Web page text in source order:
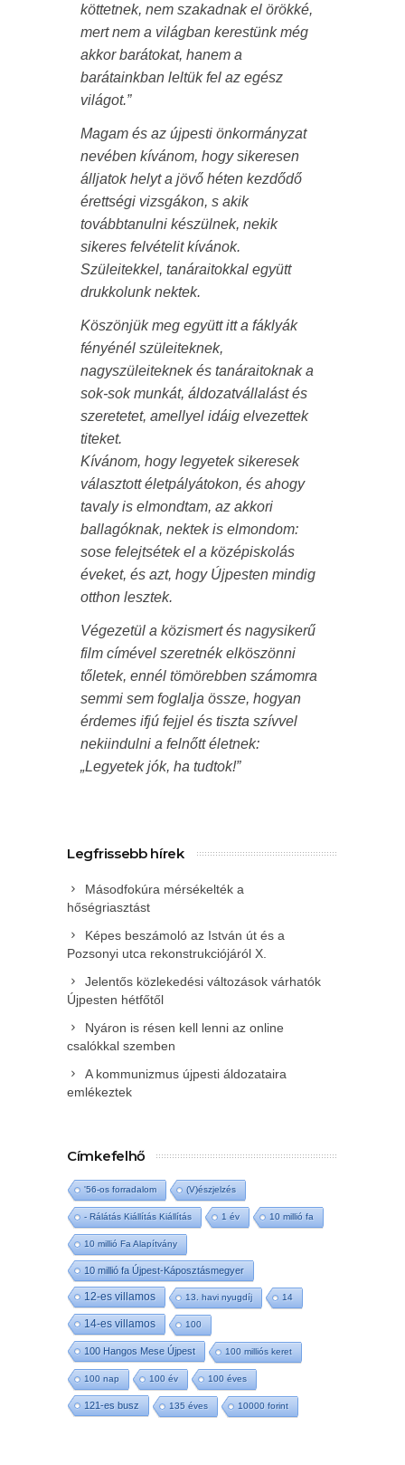
köttetnek, nem szakadnak el örökké,
mert nem a világban kerestünk még
akkor barátokat, hanem a
barátainkban leltük fel az egész
világot.”
Magam és az újpesti önkormányzat
nevében kívánom, hogy sikeresen
álljatok helyt a jövő héten kezdődő
érettségi vizsgákon, s akik
továbbtanulni készülnek, nekik
sikeres felvételit kívánok.
Szüleitekkel, tanáraitokkal együtt
drukkolunk nektek.
Köszönjük meg együtt itt a fáklyák
fényénél szüleiteknek,
nagyszüleiteknek és tanáraitoknak a
sok-sok munkát, áldozatvállalást és
szeretetet, amellyel idáig elvezettek
titeket.
Kívánom, hogy legyetek sikeresek
választott életpályátokon, és ahogy
tavaly is elmondtam, az akkori
ballagóknak, nektek is elmondom:
sose felejtsétek el a középiskolás
éveket, és azt, hogy Újpesten mindig
otthon lesztek.
Végezetül a közismert és nagysikerű
film címével szeretnék elköszönni
tőletek, ennél tömörebben számomra
semmi sem foglalja össze, hogyan
érdemes ifjú fejjel és tiszta szívvel
nekiindulni a felnőtt életnek:
„Legyetek jók, ha tudtok!”
Legfrissebb hírek
Másodfokúra mérsékelték a
hőségriasztást
Képes beszámoló az István út és a
Pozsonyi utca rekonstrukciójáról X.
Jelentős közlekedési változások várhatók
Újpesten hétfőtől
Nyáron is résen kell lenni az online
csalókkal szemben
A kommunizmus újpesti áldozataira
emlékeztek
Címkefelhő
'56-os forradalom (V)észjelzés
- Rálátás Kiállítás Kiállítás 1 év 10 millió fa
10 millió Fa Alapítvány
10 millió fa Újpest-Káposztásmegyer
12-es villamos 13. havi nyugdíj 14
14-es villamos 100
100 Hangos Mese Újpest 100 milliós keret
100 nap 100 év 100 éves
121-es busz 135 éves 10000 forint